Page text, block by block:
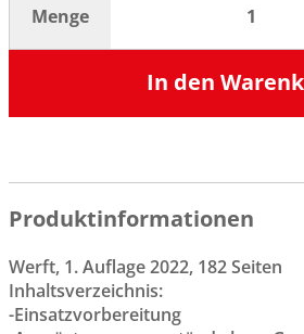
Menge
In den
Produktinformationen
Werft, 1. Auflage 2022, 182 Seiten
Inhaltsverzeichnis:
-Einsatzvorbereitung